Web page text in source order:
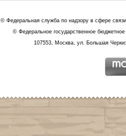
© Федеральная служба по надзору в сфере
© Федеральное государственное
107553, Москва, ул. Большая